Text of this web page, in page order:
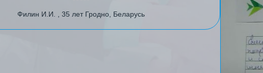
Филин И.И. , 35 лет Гродно, Беларусь